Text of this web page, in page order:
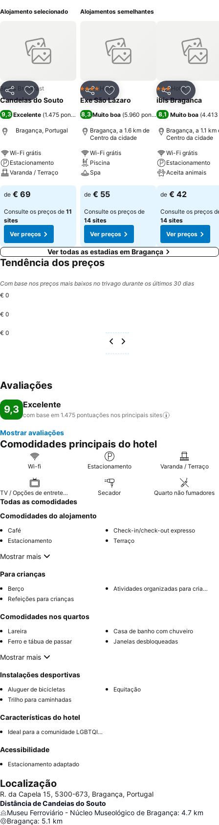
Alojamento selecionado
PartilharAdicionar aos favoritos
Bed & Breakfast
Candeias do Souto
9,3 Excelente (1.475 pontuações)
Bragança, Portugal
Wi-Fi grátis
Estacionamento
Varanda / Terraço
Ver preços
de € 69
Consulte os preços de 11
sites
Ver preços
Alojamentos semelhantes
PartilharAdicionar aos favoritos
4 EstrelasHotel
Exe São Lázaro
8,3Muito boa (5.960 pontuações)
Bragança, a 1.6 km de
Centro da cidade
Wi-Fi grátis
Piscina
Spa
Ver preços
de € 55
Consulte os preços de
14 sites
Ver preços
Partilhar
3 Estrelas
Hotel
ibis Braganca
8,1 Muito boa (4.413
Bragança, a 1.1 km
Centro da cidade
Wi-Fi grátis
Estacionamento
Aceita animais
Ver preços
de € 42
Consulte os preços
14 sites
Ver preços
Ver todas as estadias em Bragança
Tendência dos preços
Com base nos preços mais baixos no trivago durante os últimos 30 dias
€ 0
€ 0
€ 0
Avaliações
9,3 Excelente
com base em 1.475 pontuações nos principais sites
Mostrar avaliações
Comodidades principais do hotel
Wi-fi Estacionamento Varanda / Terraço
TV / Opções de entretenimento Secador Quarto não fumadores
Todas as comodidades
Comodidades do alojamento
Café
Check-in/check-out expresso
Estacionamento
Terraço
Mostrar mais
Para crianças
Berço
Atividades organizadas para crianças
Refeições para crianças
Comodidades nos quartos
Lareira
Casa de banho com chuveiro
Ferro e tábua de passar
Janelas desbloqueadas
Mostrar mais
Instalações desportivas
Aluguer de bicicletas
Equitação
Trilho para caminhadas
Características do hotel
Ideal para a comunidade LGBTQIA+
Acessibilidade
Estacionamento adaptado
Localização
R. da Capela 15, 5300-673, Bragança, Portugal
Distância de Candeias do Souto
Museu Ferroviário - Núcleo Museológico de Bragança: 4.7 km
Bragança: 5.1 km